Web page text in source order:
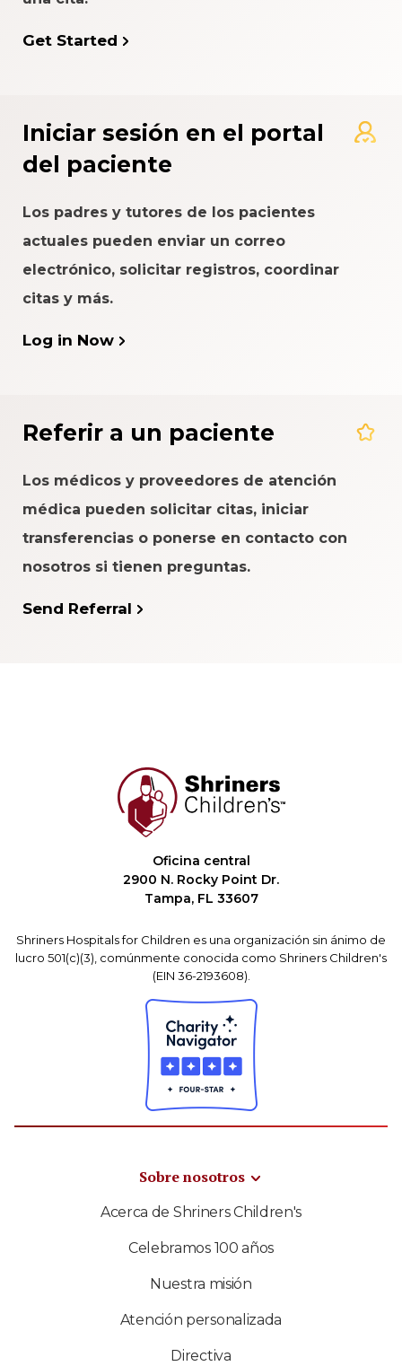
Get Started
Iniciar sesión en el portal
del paciente
Los padres y tutores de los pacientes
actuales pueden enviar un correo
electrónico, solicitar registros, coordinar
citas y más.
Log in Now
Referir a un paciente
Los médicos y proveedores de atención
médica pueden solicitar citas, iniciar
transferencias o ponerse en contacto con
nosotros si tienen preguntas.
Send Referral
Oficina central
2900 N. Rocky Point Dr.
Tampa, FL 33607
Shriners Hospitals for Children es una organización sin ánimo de
lucro 501(c)(3), comúnmente conocida como Shriners Children's
(EIN 36-2193608).
Sobre nosotros
Acerca de Shriners Children's
Celebramos 100 años
Nuestra misión
Atención personalizada
Directiva